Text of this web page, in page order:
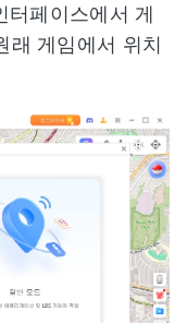
페이스에서 게
래 게임에서 위치